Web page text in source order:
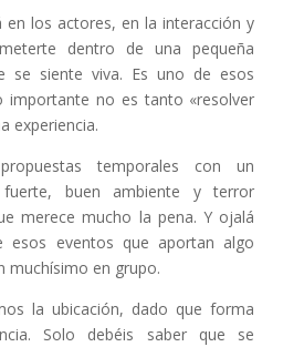
en los actores, en la interacción y
dentro de una pequeña
se siente viva. Es uno de esos
importante no es tanto «resolver
experiencia.
temporales con un
fuerte, buen ambiente y terror
merece mucho la pena. Y ojalá
esos eventos que aportan algo
muchísimo en grupo.
la ubicación, dado que forma
Solo debéis saber que se